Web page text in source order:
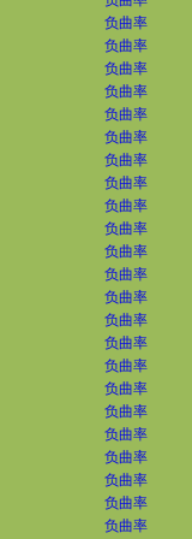
负曲率
负曲率
负曲率
负曲率
负曲率
负曲率
负曲率
负曲率
负曲率
负曲率
负曲率
负曲率
负曲率
负曲率
负曲率
负曲率
负曲率
负曲率
负曲率
负曲率
负曲率
负曲率
负曲率